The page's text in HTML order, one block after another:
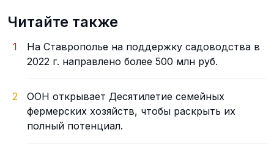
Читайте также
1
На Ставрополье на поддержку садоводства в
2022 г. направлено более 500 млн руб.
2
ООН открывает Десятилетие семейных
фермерских хозяйств, чтобы раскрыть их
полный потенциал.